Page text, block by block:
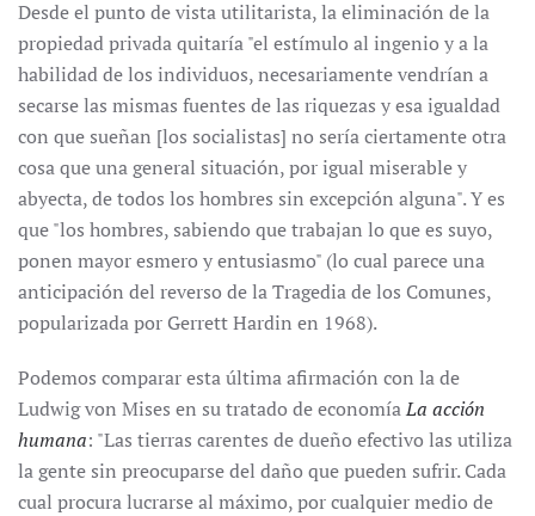
Desde el punto de vista utilitarista, la eliminación de la
propiedad privada quitaría "el estímulo al ingenio y a la
habilidad de los individuos, necesariamente vendrían a
secarse las mismas fuentes de las riquezas y esa igualdad
con que sueñan [los socialistas] no sería ciertamente otra
cosa que una general situación, por igual miserable y
abyecta, de todos los hombres sin excepción alguna". Y es
que "los hombres, sabiendo que trabajan lo que es suyo,
ponen mayor esmero y entusiasmo" (lo cual parece una
anticipación del reverso de la Tragedia de los Comunes,
popularizada por Gerrett Hardin en 1968).
Podemos comparar esta última afirmación con la de
Ludwig von Mises en su tratado de economíaLa acción
humana: "Las tierras carentes de dueño efectivo las utiliza
la gente sin preocuparse del daño que pueden sufrir. Cada
cual procura lucrarse al máximo, por cualquier medio de